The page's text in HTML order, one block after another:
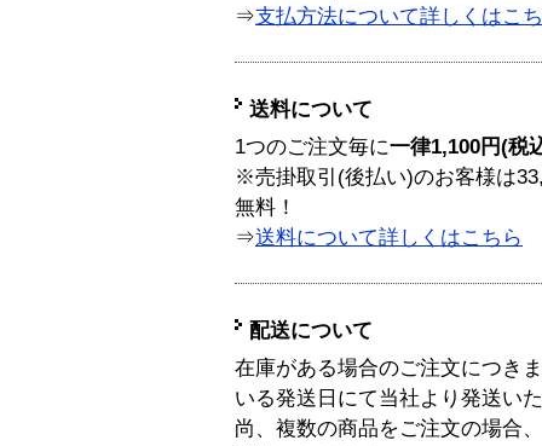
⇒支払方法について詳しくはこ
送料について
1つのご注文毎に一律1,100円(税
※売掛取引(後払い)のお客様は
無料！
⇒送料について詳しくはこちら
配送について
在庫がある場合のご注文につき
いる発送日にて当社より発送い
尚、複数の商品をご注文の場合